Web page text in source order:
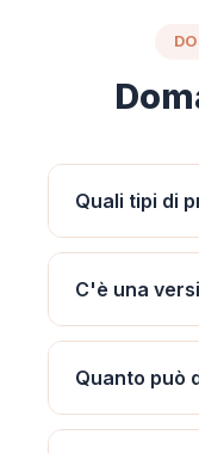
Quali tipi di
C'è una
Quanto può